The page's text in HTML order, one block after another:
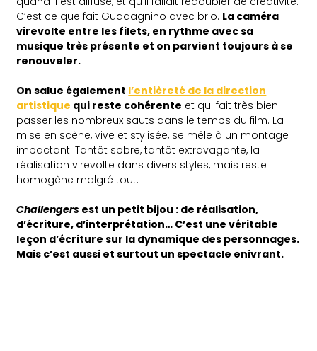
C’est ce que fait Guadagnino avec brio. La caméra
virevolte entre les filets, en rythme avec sa
musique très présente et on parvient toujours à se
renouveler.
On salue également l’entièreté de la direction
artistique qui reste cohérente et qui fait très bien
passer les nombreux sauts dans le temps du film. La
mise en scène, vive et stylisée, se mêle à un montage
impactant. Tantôt sobre, tantôt extravagante, la
réalisation virevolte dans divers styles, mais reste
homogène malgré tout.
Challengers est un petit bijou : de réalisation,
d’écriture, d’interprétation… C’est une véritable
leçon d’écriture sur la dynamique des personnages.
Mais c’est aussi et surtout un spectacle enivrant.